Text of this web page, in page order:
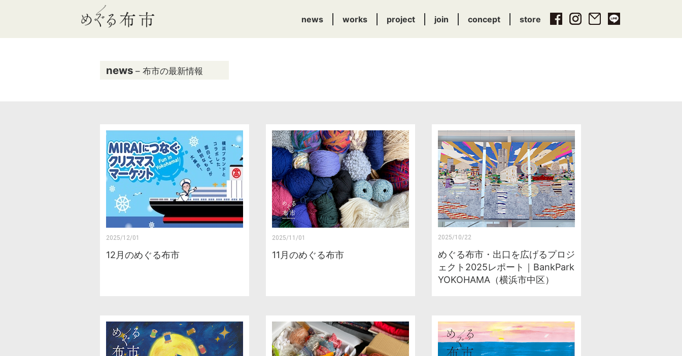
news works project join concept store
news – 布市の最新情報
2025/12/01
12月のめぐる布市
2025/11/01
11月のめぐる布市
2025/10/22
めぐる布市・出口を広げるプロジ
ェクト2025レポート｜BankPark
YOKOHAMA（横浜市中区）